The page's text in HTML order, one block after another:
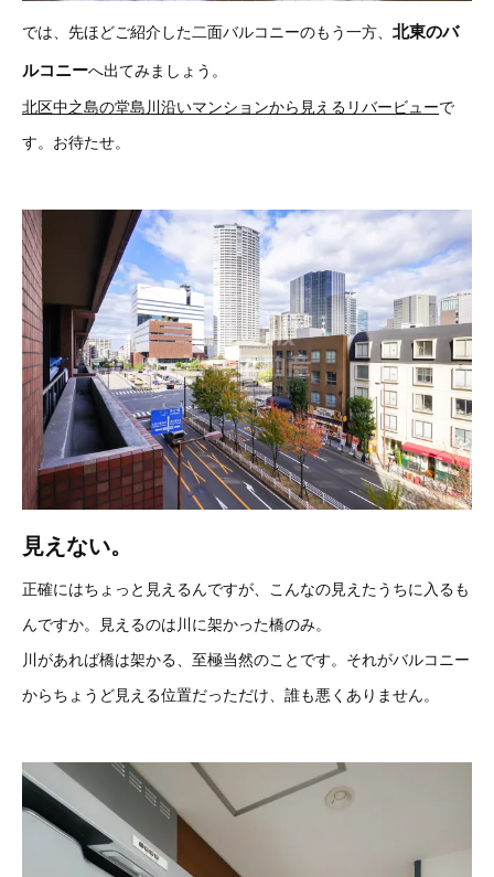
では、先ほどご紹介した二面バルコニーのもう一方、 北東のバ
ルコニーへ出てみましょう。
北区中之島の堂島川沿いマンションから見えるリバービューで
す。お待たせ。
見えない。
正確にはちょっと見えるんですが、こんなの見えたうちに入るも
んですか。見えるのは川に架かった橋のみ。
川があれば橋は架かる、至極当然のことです。それがバルコニー
からちょうど見える位置だっただけ、誰も悪くありません。